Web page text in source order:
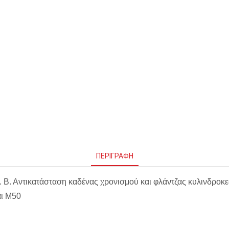
ΠΕΡΙΓΡΑΦΉ
Αντικατάσταση καδένας χρονισμού και φλάντζας
M50